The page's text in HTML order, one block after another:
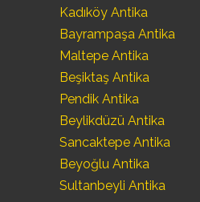
Kadıköy Antika
Bayrampaşa Antika
Maltepe Antika
Beşiktaş Antika
Pendik Antika
Beylikdüzü Antika
Sancaktepe Antika
Beyoğlu Antika
Sultanbeyli Antika